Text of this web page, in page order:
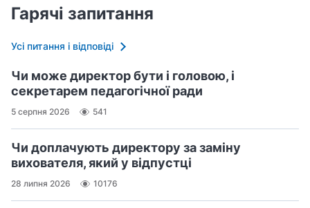
Гарячі запитання
Усі питання і відповіді
Чи може директор бути і головою, і
секретарем педагогічної ради
5 серпня 2026 541
Чи доплачують директору за заміну
вихователя, який у відпустці
28 липня 2026 10176